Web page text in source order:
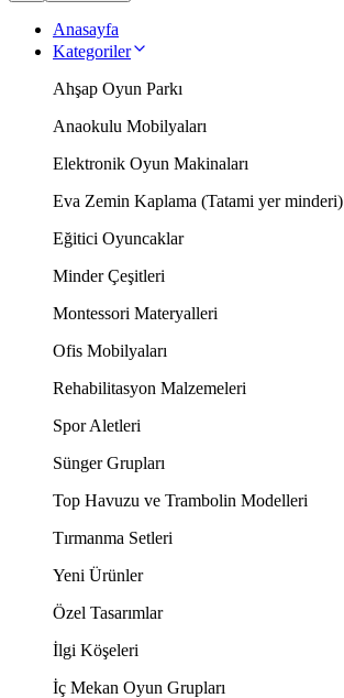
Anasayfa
Kategoriler
Ahşap Oyun Parkı
Anaokulu Mobilyaları
Elektronik Oyun Makinaları
Eva Zemin Kaplama (Tatami yer minderi)
Eğitici Oyuncaklar
Minder Çeşitleri
Montessori Materyalleri
Ofis Mobilyaları
Rehabilitasyon Malzemeleri
Spor Aletleri
Sünger Grupları
Top Havuzu ve Trambolin Modelleri
Tırmanma Setleri
Yeni Ürünler
Özel Tasarımlar
İlgi Köşeleri
İç Mekan Oyun Grupları